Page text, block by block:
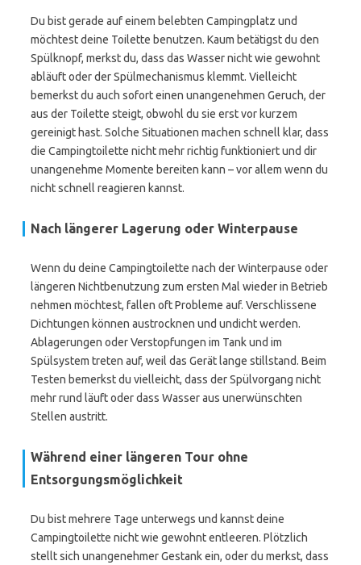
Du bist gerade auf einem belebten Campingplatz und
möchtest deine Toilette benutzen. Kaum betätigst du den
Spülknopf, merkst du, dass das Wasser nicht wie gewohnt
abläuft oder der Spülmechanismus klemmt. Vielleicht
bemerkst du auch sofort einen unangenehmen Geruch, der
aus der Toilette steigt, obwohl du sie erst vor kurzem
gereinigt hast. Solche Situationen machen schnell klar, dass
die Campingtoilette nicht mehr richtig funktioniert und dir
unangenehme Momente bereiten kann – vor allem wenn du
nicht schnell reagieren kannst.
Nach längerer Lagerung oder Winterpause
Wenn du deine Campingtoilette nach der Winterpause oder
längeren Nichtbenutzung zum ersten Mal wieder in Betrieb
nehmen möchtest, fallen oft Probleme auf. Verschlissene
Dichtungen können austrocknen und undicht werden.
Ablagerungen oder Verstopfungen im Tank und im
Spülsystem treten auf, weil das Gerät lange stillstand. Beim
Testen bemerkst du vielleicht, dass der Spülvorgang nicht
mehr rund läuft oder dass Wasser aus unerwünschten
Stellen austritt.
Während einer längeren Tour ohne
Entsorgungsmöglichkeit
Du bist mehrere Tage unterwegs und kannst deine
Campingtoilette nicht wie gewohnt entleeren. Plötzlich
stellt sich unangenehmer Gestank ein, oder du merkst, dass